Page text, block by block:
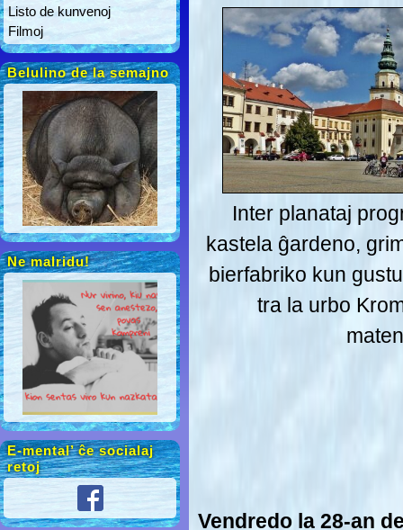
Listo de kunvenoj
Filmoj
Belulino de la semajno
Ne malridu!
E-mental’ ĉe socialaj
retoj
Inter planataj
kastela ĝardeno,
bierfabriko kun
tra la urbo
Vendredo la 28-an